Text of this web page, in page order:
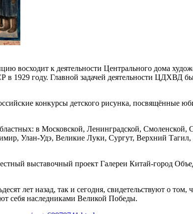
восходит к деятельности Центрального дома
1929 году. Главной задачей деятельности ЦДХВД
конкурсы детского рисунка, посвящённые
в Московской, Ленинградской, Смоленской,
Улан-Удэ, Великие Луки, Сургут, Верхний
выставочный проект Галереи Китай-город
лет назад, так и сегодня, свидетельствуют о
себя наследниками Великой Победы.